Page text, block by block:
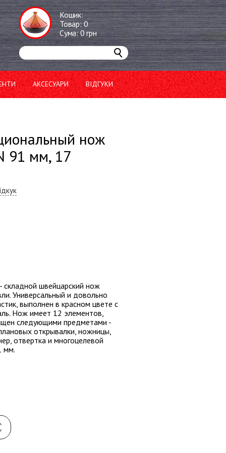
Кошик:
Товар:0
Сума:0грн
АКСЕСУАРИ ВІДГУКИ
нож
91 мм, 17
швейцарский нож
Универсальный и довольно
выполнен в красном цвете с
Нож имеет 12 элементов,
следующими предметами -
открывалки, ножницы,
отвертка и многоцелевой
мм.